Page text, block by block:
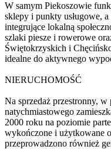
W samym Piekoszowie
sklepy i punkty usługowe,
integrujące lokalną
szlaki piesze i rowerowe
Świętokrzyskich i
idealne do aktywnego
NIERUCHOMOŚĆ
Na sprzedaż przestronny,
natychmiastowego
2000 roku na poziomie
wykończone i użytkowane
przeprowadzono również